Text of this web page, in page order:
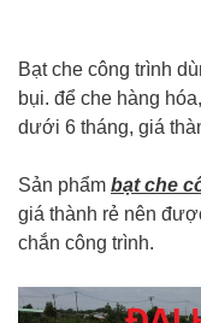
Bạt che công trình
bụi. để che hàng
dưới 6 tháng, giá
Sản phẩm bạt che
giá thành rẻ nên
chắn công trình.